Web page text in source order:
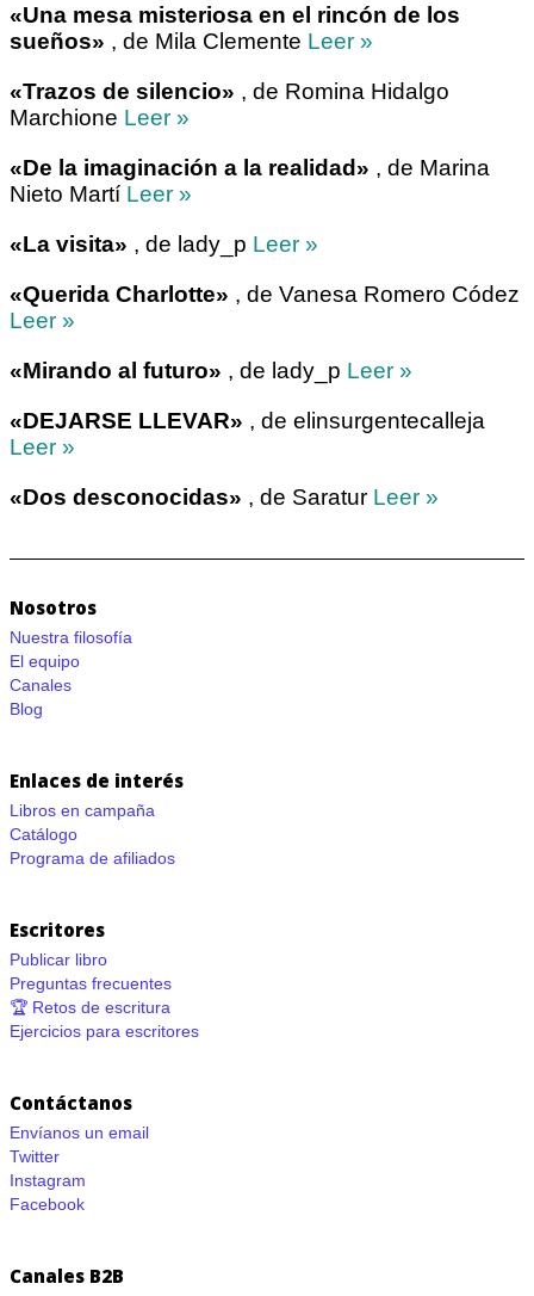
«Una mesa misteriosa en el rincón de los
sueños» , de Mila Clemente Leer »
«Trazos de silencio» , de Romina Hidalgo
Marchione Leer »
«De la imaginación a la realidad» , de Marina
Nieto Martí Leer »
«La visita» , de lady_p Leer »
«Querida Charlotte» , de Vanesa Romero Códez
Leer »
«Mirando al futuro» , de lady_p Leer »
«DEJARSE LLEVAR» , de elinsurgentecalleja
Leer »
«Dos desconocidas» , de Saratur Leer »
Nosotros
Nuestra filosofía
El equipo
Canales
Blog
Enlaces de interés
Libros en campaña
Catálogo
Programa de afiliados
Escritores
Publicar libro
Preguntas frecuentes
🏆 Retos de escritura
Ejercicios para escritores
Contáctanos
Envíanos un email
Twitter
Instagram
Facebook
Canales B2B